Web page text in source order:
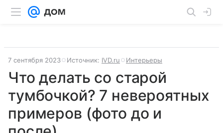
7 сентября 2023 Источник: IVD.ru Интерьеры
Что делать со старой
тумбочкой? 7 невероятных
примеров (фото до и